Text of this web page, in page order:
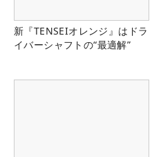
新『TENSEIオレンジ』はドラ
イバーシャフトの“最適解”